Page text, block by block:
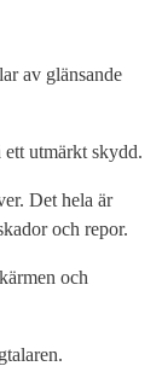
av glänsande
ett utmärkt skydd.
Det hela är
och repor.
och